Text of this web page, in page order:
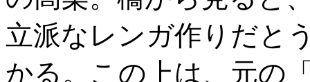
立派なレンガ作りだと
かる。この上は、元の